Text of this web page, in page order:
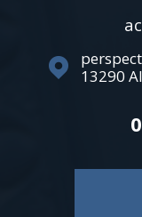
13290